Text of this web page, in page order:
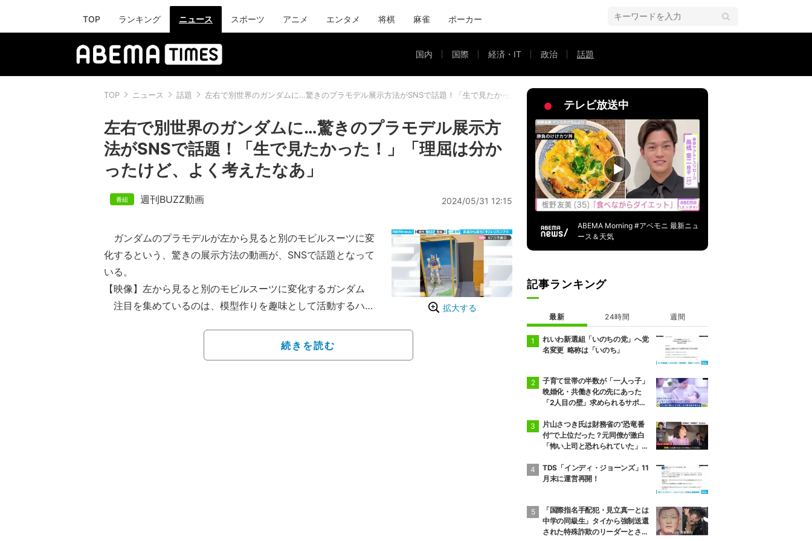
TOP ランキング ニュース スポーツ アニメ エンタメ 将棋 麻雀 ポーカー
国内 国際 経済・IT 政治 話題
TOP ニュース 話題 左右で別世界のガンダムに…驚きのプラモデル展示方法がSNSで話題！「生で見たかった！」「理屈は分かったけど、よく考えたなあ」
左右で別世界のガンダムに…驚きのプラモデル展示方
法がSNSで話題！「生で見たかった！」「理屈は分か
ったけど、よく考えたなあ」
週刊BUZZ動画 2024/05/31 12:15
拡大する
ガンダムのプラモデルが左から見ると別のモビルスーツに変
化するという、驚きの展示方法の動画が、SNSで話題となって
いる。
【映像】左から見ると別のモビルスーツに変化するガンダム
注目を集めているのは、模型作りを趣味として活動するハイ
示されていた実物大の初代「ガンダム」をイメージした模型で
ある。この画期的なディスプレイ方法は、プラモデルを真っ二
続きを読む
テレビ放送中
ABEMA Morning #アベモニ 最新ニュ
ース＆天気
記事ランキング
最新 24時間 週間
れいわ新選組「いのちの党」へ党
名変更 略称は「いのち」
子育て世帯の半数が「一人っ子」
晩婚化・共働き化の先にあった
「2人目の壁」求められるサポー
片山さつき氏は財務省の“恐竜番
付”で上位だった？元同僚が激白
「怖い上司と恐れられていた」
TDS「インディ・ジョーンズ」11
月末に運営再開！
「国際指名手配犯・見立真一とは
中学の同級生」タイから強制送還
された特殊詐欺のリーダーとされ